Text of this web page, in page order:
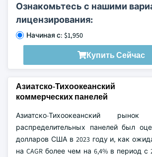
Ознакомьтесь с нашими
лицензирования:
Начиная с: $1,950
Купить Сейчас
Азиатско-
коммерческих панелей
Азиатско-Тихоокеанский рынок
распределительных панелей был
долларов США в 2023 году и, как
на CAGR более чем на 6,4% в период с